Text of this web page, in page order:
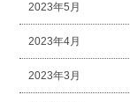
2023年5月
2023年4月
2023年3月